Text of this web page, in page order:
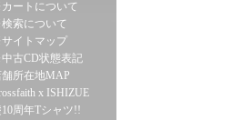
ートについて
索について
イトマップ
古CD状態表記
舗所在地MAP
x ISHIZUE
周年Tシャツ!!